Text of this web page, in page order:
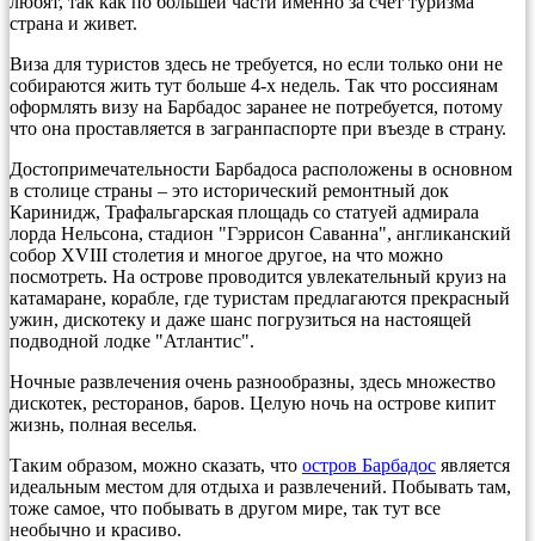
страна и живет.
Виза для туристов здесь не требуется, но если только они не
собираются жить тут больше 4-х недель. Так что россиянам
оформлять визу на Барбадос заранее не потребуется, потому
что она проставляется в загранпаспорте при въезде в страну.
Достопримечательности Барбадоса расположены в основном
в столице страны – это исторический ремонтный док
Каринидж, Трафальгарская площадь со статуей адмирала
лорда Нельсона, стадион "Гэррисон Саванна", англиканский
собор XVIII столетия и многое другое, на что можно
посмотреть. На острове проводится увлекательный круиз на
катамаране, корабле, где туристам предлагаются прекрасный
ужин, дискотеку и даже шанс погрузиться на настоящей
подводной лодке "Атлантис".
Ночные развлечения очень разнообразны, здесь множество
дискотек, ресторанов, баров. Целую ночь на острове кипит
жизнь, полная веселья.
Таким образом, можно сказать, что остров Барбадос является
идеальным местом для отдыха и развлечений. Побывать там,
тоже самое, что побывать в другом мире, так тут все
необычно и красиво.